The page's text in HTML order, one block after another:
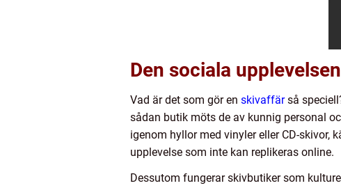
Den sociala
Vad är det som gör en skivaffärså
sådan butik möts de av kunnig personal
igenom hyllor med vinyler eller CD-
upplevelse som inte kan replikeras online.
Dessutom fungerar skivbutiker som